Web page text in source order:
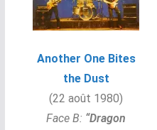
Another One Bites
the Dust
(22 août 1980)
Face B: “Dragon